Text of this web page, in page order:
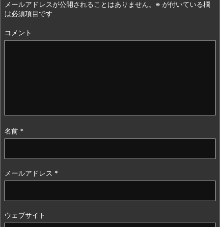
メールアドレスが公開されることはありません。 ※ が付いている欄
は必須項目です
コメント
名前 *
メールアドレス *
ウェブサイト